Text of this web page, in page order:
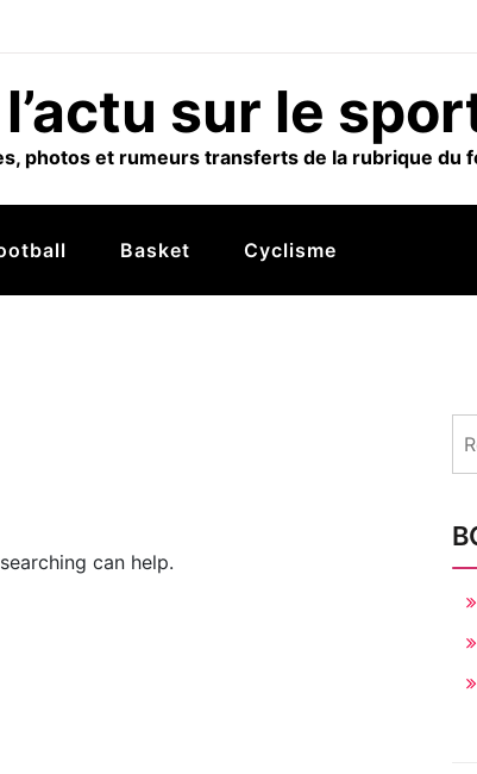
sur le
photos et rumeurs transferts de la rubrique du
Basket Cyclisme
can help.